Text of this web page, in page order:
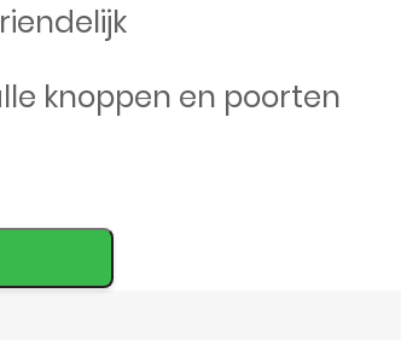
knoppen en poorten